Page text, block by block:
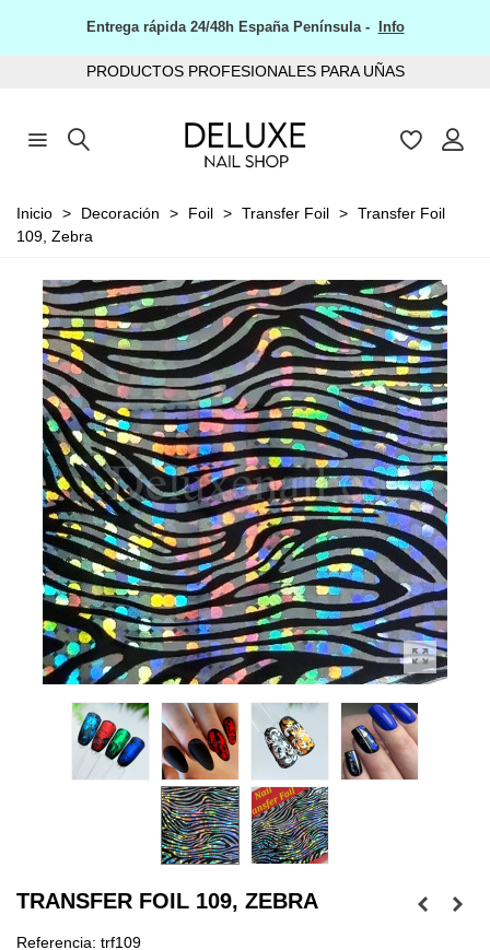
Entrega rápida 24/48h España Península - Info
PRODUCTOS PROFESIONALES PARA UÑAS
Inicio > Decoración > Foil > Transfer Foil > Transfer Foil
109, Zebra
TRANSFER FOIL 109, ZEBRA
Referencia: trf109